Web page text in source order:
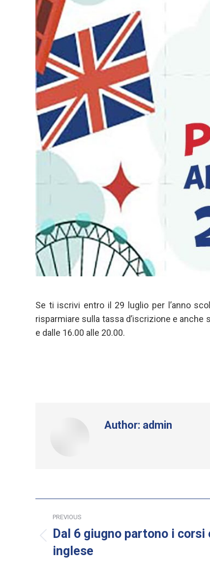
Se ti iscrivi entro il 29 luglio per l’anno
risparmiare sulla tassa d’iscrizione e anche
e dalle 16.00 alle 20.00.
Author: admin
Post
navigation
PREVIOUS
Previous
post:
Dal 6 giugno partono i
inglese